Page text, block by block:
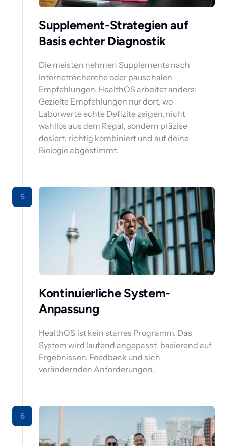
Supplement-Strategien auf
Basis echter Diagnostik
Die meisten nehmen Supplements nach
Internetrecherche oder pauschalen
Empfehlungen. HealthOS arbeitet anders:
Gezielte Empfehlungen nur dort, wo
Laborwerte echte Defizite zeigen, nicht
wahllos aus dem Regal, sondern präzise
dosiert, richtig kombiniert und auf deine
Biologie abgestimmt.
5
Kontinuierliche System-
Anpassung
HealthOS ist kein starres Programm. Das
System wird laufend angepasst, basierend auf
Ergebnissen, Feedback und sich
verändernden Anforderungen.
6